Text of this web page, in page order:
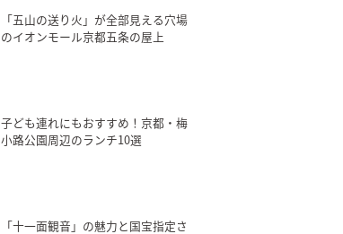
「五山の送り火」が全部見える穴場
のイオンモール京都五条の屋上
子ども連れにもおすすめ！京都・梅
小路公園周辺のランチ10選
「十一面観音」の魅力と国宝指定さ